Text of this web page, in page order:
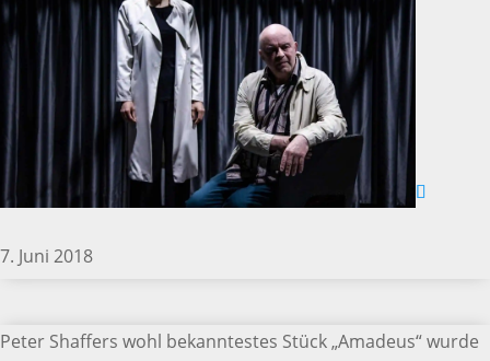
7. Juni 2018
Peter Shaffers wohl bekanntestes Stück „Amadeus“ wurde